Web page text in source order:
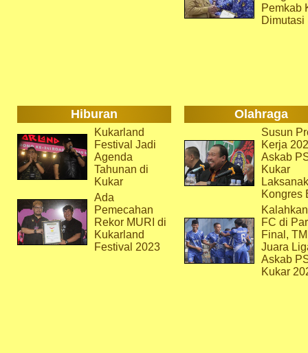
Pemkab
Dimutasi
Hiburan Olahraga
Kukarland
Festival Jadi
Agenda
Tahunan di
Kukar
Ada
Pemecahan
Rekor MURI di
Kukarland
Festival 2023
Susun
Kerja
Askab
Kukar
Kongres
FC di
Final,
Juara
Askab
Kukar